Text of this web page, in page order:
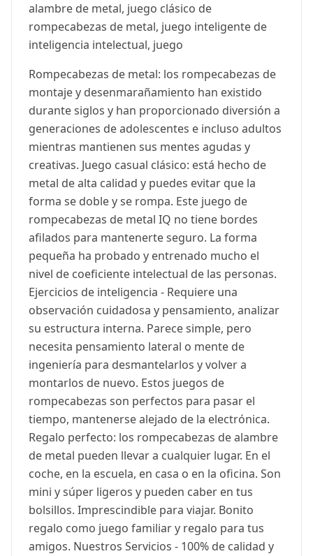
alambre de metal, juego clásico de
rompecabezas de metal, juego inteligente de
inteligencia intelectual, juego
Rompecabezas de metal: los rompecabezas de
montaje y desenmarañamiento han existido
durante siglos y han proporcionado diversión a
generaciones de adolescentes e incluso adultos
mientras mantienen sus mentes agudas y
creativas. Juego casual clásico: está hecho de
metal de alta calidad y puedes evitar que la
forma se doble y se rompa. Este juego de
rompecabezas de metal IQ no tiene bordes
afilados para mantenerte seguro. La forma
pequeña ha probado y entrenado mucho el
nivel de coeficiente intelectual de las personas.
Ejercicios de inteligencia - Requiere una
observación cuidadosa y pensamiento, analizar
su estructura interna. Parece simple, pero
necesita pensamiento lateral o mente de
ingeniería para desmantelarlos y volver a
montarlos de nuevo. Estos juegos de
rompecabezas son perfectos para pasar el
tiempo, mantenerse alejado de la electrónica.
Regalo perfecto: los rompecabezas de alambre
de metal pueden llevar a cualquier lugar. En el
coche, en la escuela, en casa o en la oficina. Son
mini y súper ligeros y pueden caber en tus
bolsillos. Imprescindible para viajar. Bonito
regalo como juego familiar y regalo para tus
amigos. Nuestros Servicios - 100% de calidad y